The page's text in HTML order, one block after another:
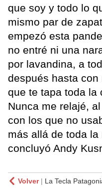
que soy y todo lo
mismo par de
empezó esta
no entré ni una
por lavandina, a
después hasta
que te tapa toda la
Nunca me relajé,
con los que no
más allá de toda la
concluyó Andy
Volver| La Tecla